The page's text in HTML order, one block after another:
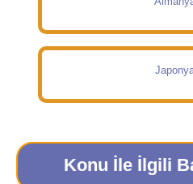
Konu İle İlgili